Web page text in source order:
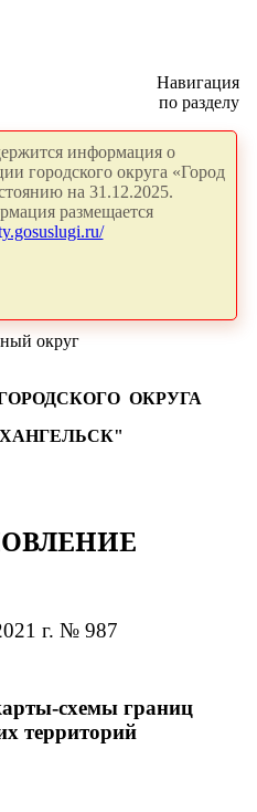
Навигация
по разделу
информация о
городского округа «Город
на 31.12.2025.
размещается
округ
ОКРУГА
г. № 987
схемы границ
территорий